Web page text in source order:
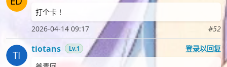
打个卡！
2026-04-14 09:17
#52
tiotans Lv.1
登录以回复